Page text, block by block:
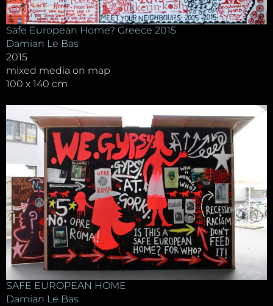
Safe European Home? Greece 2015
Damian Le Bas
2015
mixed media on map
100 x 140 cm
SAFE EUROPEAN HOME
Damian Le Bas